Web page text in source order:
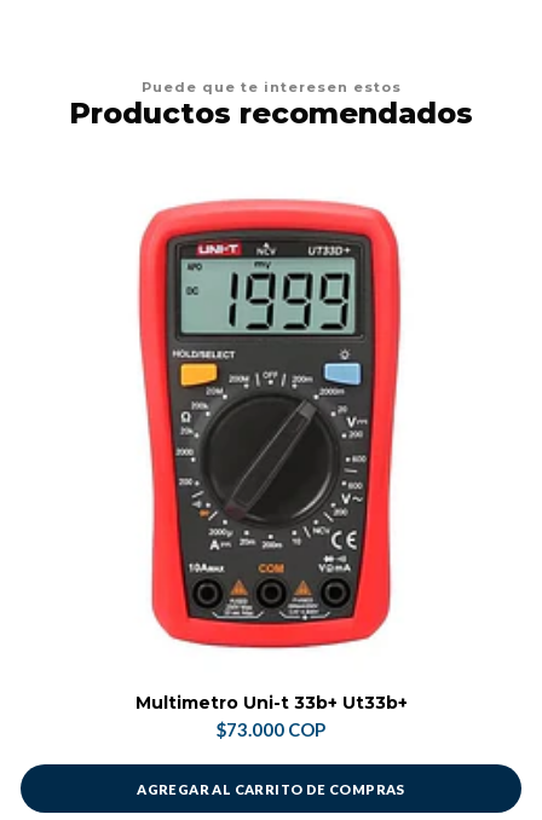
Puede que te interesen estos
Productos recomendados
Multimetro Uni-t 33b+ Ut33b+
$73.000 COP
AGREGAR AL CARRITO DE COMPRAS